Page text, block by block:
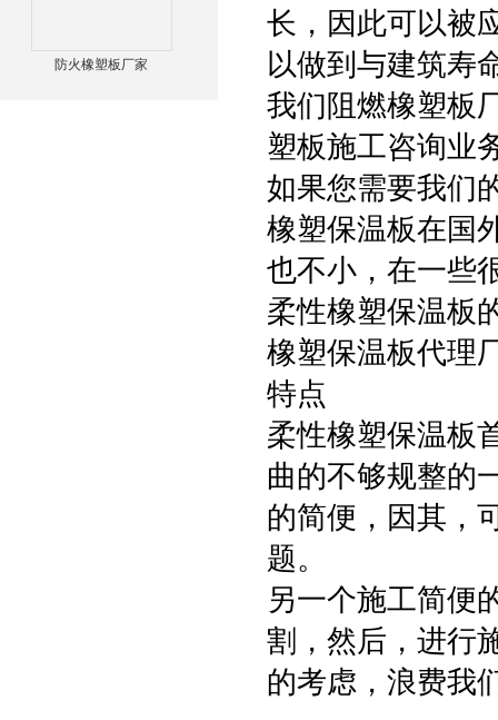
防火橡塑板厂家
长，因此可以被
以做到与建筑寿
我们阻燃橡塑板
塑板施工咨询业
如果您需要我们
橡塑保温板在国
也不小，在一些
柔性橡塑保温板
橡塑保温板代理
特点
柔性橡塑保温板
曲的不够规整的
的简便，因其，
题。
另一个施工简便
割，然后，进行
的考虑，浪费我